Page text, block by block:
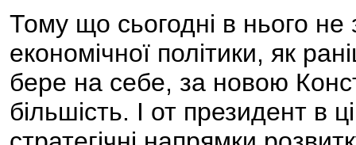
Тому що сьогодні в нього не
економічної політики, як
бере на себе, за новою
більшість. І от президент в